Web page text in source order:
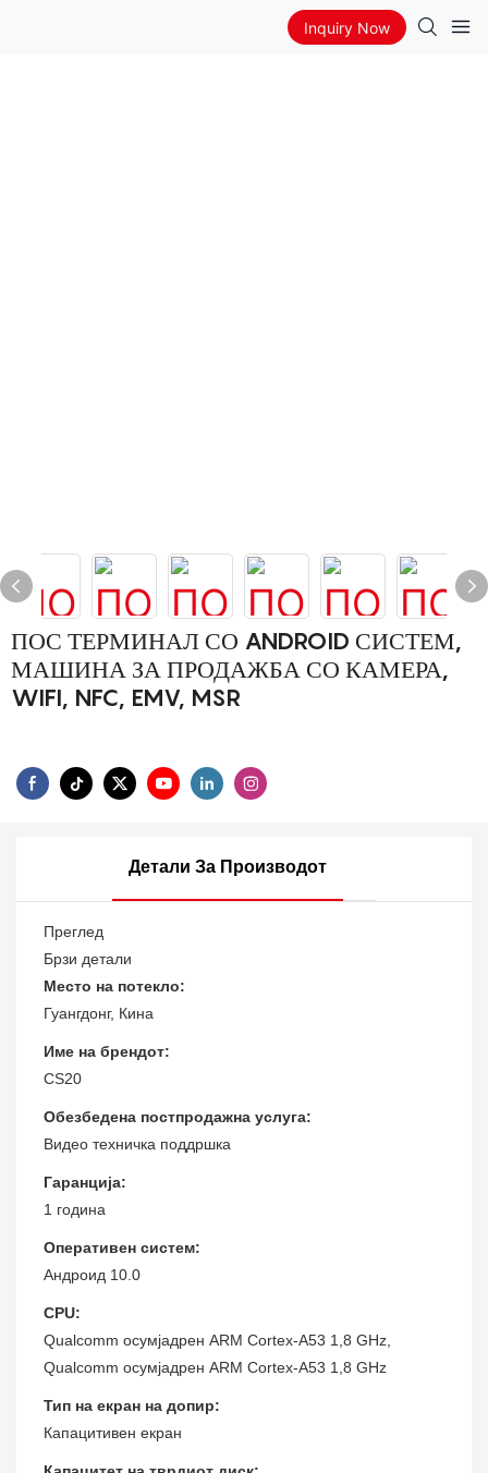
Inquiry Now
ПОС ТЕРМИНАЛ СО ANDROID СИСТЕМ,
МАШИНА ЗА ПРОДАЖБА СО КАМЕРА,
WIFI, NFC, EMV, MSR
Детали За Производот
Преглед
Брзи детали
Место на потекло:
Гуангдонг, Кина
Име на брендот:
CS20
Обезбедена постпродажна услуга:
Видео техничка поддршка
Гаранција:
1 година
Оперативен систем:
Андроид 10.0
CPU:
Qualcomm осумјадрен ARM Cortex-A53 1,8 GHz,
Qualcomm осумјадрен ARM Cortex-A53 1,8 GHz
Тип на екран на допир:
Капацитивен екран